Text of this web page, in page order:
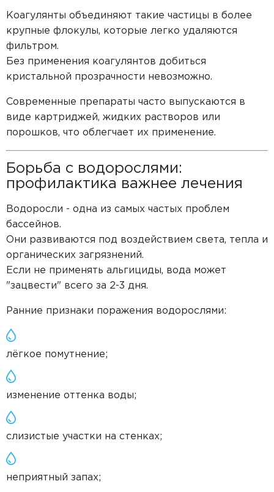
Коагулянты объединяют такие частицы в более
крупные флокулы, которые легко удаляются
фильтром.
Без применения коагулянтов добиться
кристальной прозрачности невозможно.
Современные препараты часто выпускаются в
виде картриджей, жидких растворов или
порошков, что облегчает их применение.
Борьба с водорослями:
профилактика важнее лечения
Водоросли - одна из самых частых проблем
бассейнов.
Они развиваются под воздействием света, тепла и
органических загрязнений.
Если не применять альгициды, вода может
"зацвести" всего за 2-3 дня.
Ранние признаки поражения водорослями:
лёгкое помутнение;
изменение оттенка воды;
слизистые участки на стенках;
неприятный запах;